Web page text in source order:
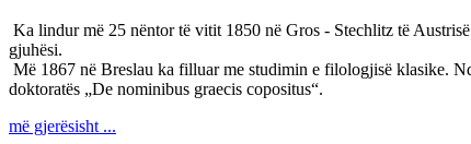
Ka lindur më 25 nëntor të vitit 1850 në Gros - Stechlitz të
gjuhësi.
Më 1867 në Breslau ka filluar me studimin e filologjisë klasike.
doktoratës „De nominibus graecis copositus“.
më gjerësisht ...